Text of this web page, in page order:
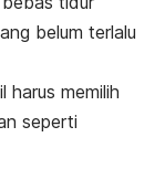
belum terlalu
harus memilih
seperti